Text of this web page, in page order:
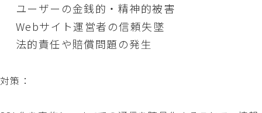
ユーザーの金銭的・精神的被害
Webサイト運営者の信頼失墜
法的責任や賠償問題の発生
対策：